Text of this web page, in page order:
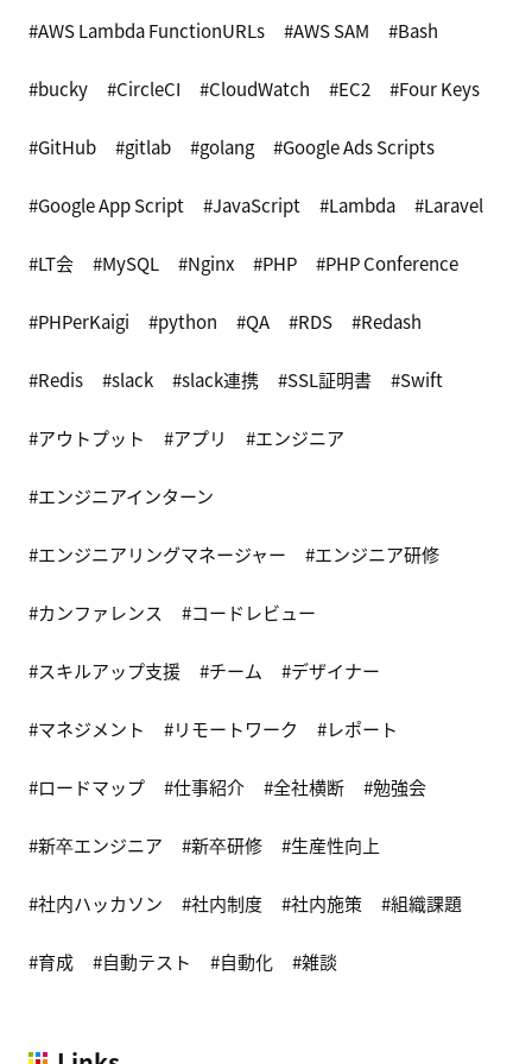
AWS Lambda FunctionURLs AWS SAM Bash
bucky CircleCI CloudWatch EC2 Four Keys
GitHub gitlab golang Google Ads Scripts
Google App Script JavaScript Lambda Laravel
LT会 MySQL Nginx PHP PHP Conference
PHPerKaigi python QA RDS Redash
Redis slack slack連携 SSL証明書 Swift
アウトプット アプリ エンジニア
エンジニアインターン
エンジニアリングマネージャー エンジニア研修
カンファレンス コードレビュー
スキルアップ支援 チーム デザイナー
マネジメント リモートワーク レポート
ロードマップ 仕事紹介 全社横断 勉強会
新卒エンジニア 新卒研修 生産性向上
社内ハッカソン 社内制度 社内施策 組織課題
育成 自動テスト 自動化 雑談